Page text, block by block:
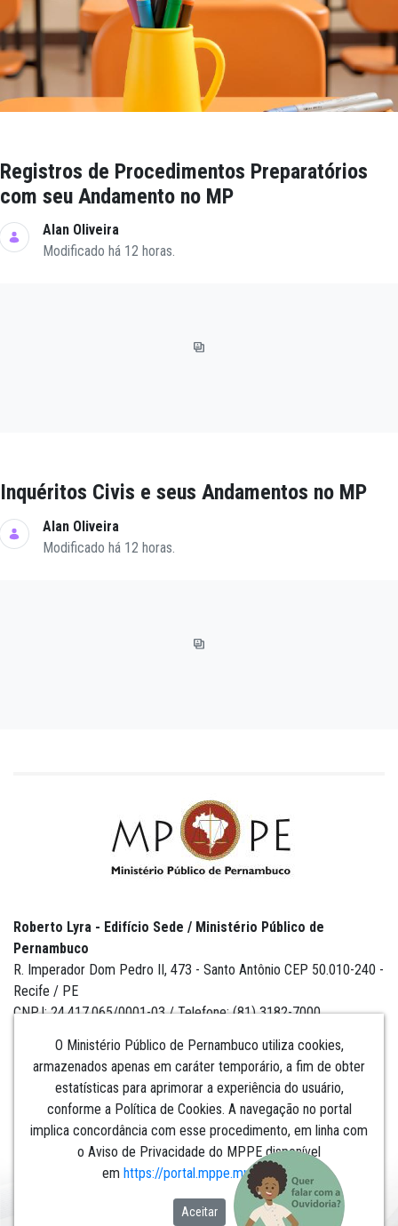
Registros de Procedimentos Preparatórios
com seu Andamento no MP
Alan Oliveira
Modificado há 12 horas.
Inquéritos Civis e seus Andamentos no MP
Alan Oliveira
Modificado há 12 horas.
O Ministério Público de Pernambuco utiliza cookies,
armazenados apenas em caráter temporário, a fim de obter
estatísticas para aprimorar a experiência do usuário,
conforme a Política de Cookies. A navegação no portal
implica concordância com esse procedimento, em linha com
o Aviso de Privacidade do MPPE disponível
em https://portal.mppe.mp.br/lgpd.​​​​​​​
Aceitar
Roberto Lyra - Edifício Sede / Ministério Público de
Pernambuco
R. Imperador Dom Pedro II, 473 - Santo Antônio CEP 50.010-240 -
Recife / PE
CNPJ: 24.417.065/0001-03 / Telefone: (81) 3182-7000
Institucional
Comunicação